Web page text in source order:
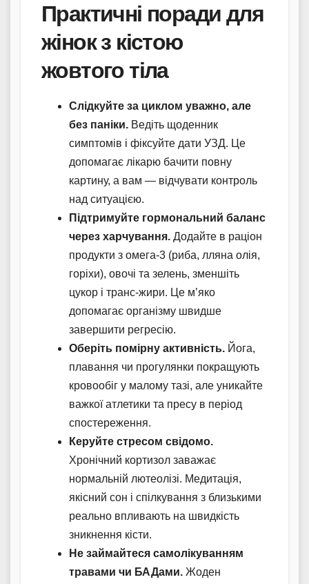
Практичні поради для
жінок з кістою
жовтого тіла
Слідкуйте за циклом уважно, але
без паніки. Ведіть щоденник
симптомів і фіксуйте дати УЗД. Це
допомагає лікарю бачити повну
картину, а вам — відчувати контроль
над ситуацією.
Підтримуйте гормональний баланс
через харчування. Додайте в раціон
продукти з омега-3 (риба, лляна олія,
горіхи), овочі та зелень, зменшіть
цукор і транс-жири. Це м’яко
допомагає організму швидше
завершити регресію.
Оберіть помірну активність. Йога,
плавання чи прогулянки покращують
кровообіг у малому тазі, але уникайте
важкої атлетики та пресу в період
спостереження.
Керуйте стресом свідомо.
Хронічний кортизол заважає
нормальній лютеолізі. Медитація,
якісний сон і спілкування з близькими
реально впливають на швидкість
зникнення кісти.
Не займайтеся самолікуванням
травами чи БАДами. Жоден